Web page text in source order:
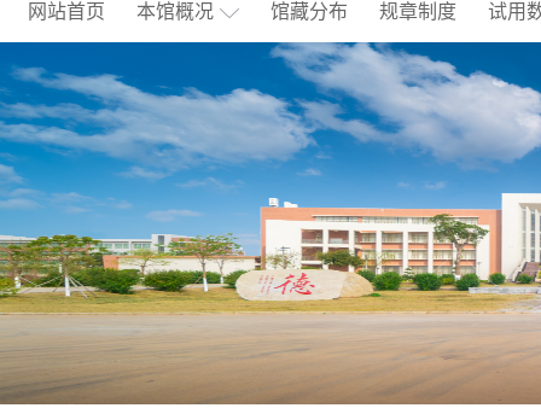
网站首页 本馆概况 馆藏分布 规章制度 试用